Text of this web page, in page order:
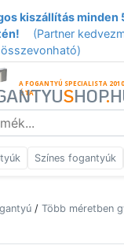
kiszállítás minden
(Partner
összevonható)
A FOGANTYÚ SPECIALISTA 2010
ÓTA
SHOP.
Színes fogantyúk
/ Több méretben